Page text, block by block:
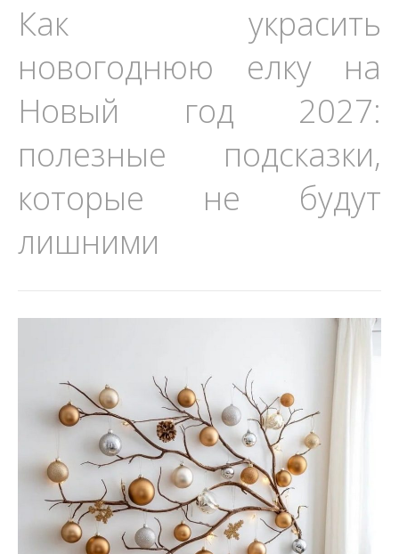
Как украсить
новогоднюю елку на
Новый год 2027:
полезные подсказки,
которые не будут
лишними